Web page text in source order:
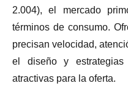
2.004), el mercado
términos de consumo.
precisan velocidad,
el diseño y
atractivas para la oferta.